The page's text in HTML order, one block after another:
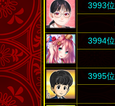
3993位
3994位
3995位